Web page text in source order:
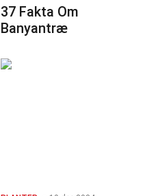
37 Fakta Om
Banyantræ